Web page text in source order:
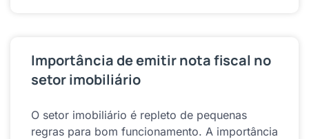
Importância de emitir nota fiscal no
setor imobiliário
O setor imobiliário é repleto de pequenas
regras para bom funcionamento. A importância